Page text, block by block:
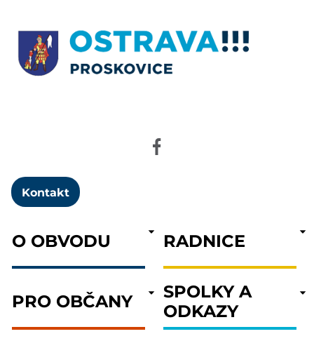
Kontakt
O OBVODU RADNICE
PRO OBČANY
SPOLKY A
ODKAZY